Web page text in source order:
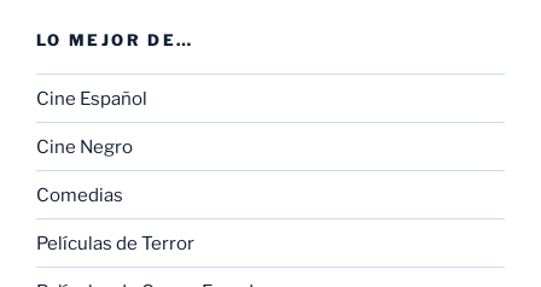
LO MEJOR DE…
Cine Español
Cine Negro
Comedias
Películas de Terror